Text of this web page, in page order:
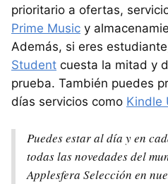
prioritario a ofertas,
Prime Music y
Además, si eres
Student cuesta la mitad y
prueba. También puedes
días servicios como Kindle
Puedes estar al día y en
todas las novedades del
Applesfera Selección en